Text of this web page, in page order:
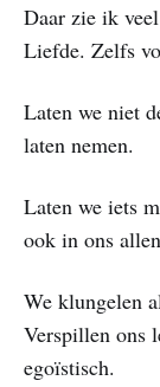
Daar zie ik
Liefde. Zelfs
Laten we niet
laten nemen.
Laten we iets
ook in ons
We klungelen
Verspillen ons
egoïstisch.